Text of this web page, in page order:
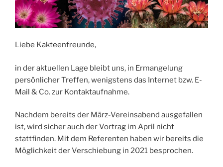
Liebe Kakteenfreunde,
in der aktuellen Lage bleibt uns, in Ermangelung
persönlicher Treffen, wenigstens das Internet bzw. E-
Mail & Co. zur Kontaktaufnahme.
Nachdem bereits der März-Vereinsabend ausgefallen
ist, wird sicher auch der Vortrag im April nicht
stattfinden. Mit dem Referenten haben wir bereits die
Möglichkeit der Verschiebung in 2021 besprochen.